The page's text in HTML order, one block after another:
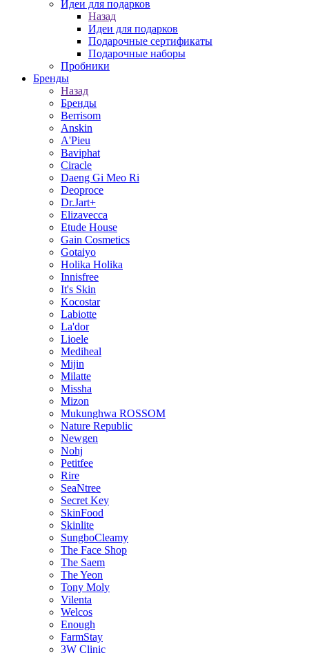
Идеи для подарков
Назад
Идеи для подарков
Подарочные сертификаты
Подарочные наборы
Пробники
Бренды
Назад
Бренды
Berrisom
Anskin
A'Pieu
Baviphat
Ciracle
Daeng Gi Meo Ri
Deoproce
Dr.Jart+
Elizavecca
Etude House
Gain Cosmetics
Gotaiyo
Holika Holika
Innisfree
It's Skin
Kocostar
Labiotte
La'dor
Lioele
Mediheal
Mijin
Milatte
Missha
Mizon
Mukunghwa ROSSOM
Nature Republic
Newgen
Nohj
Petitfee
Rire
SeaNtree
Secret Key
SkinFood
Skinlite
SungboCleamy
The Face Shop
The Saem
The Yeon
Tony Moly
Vilenta
Welcos
Enough
FarmStay
3W Clinic